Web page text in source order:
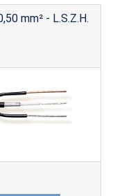
mm² - L.S.Z.H.